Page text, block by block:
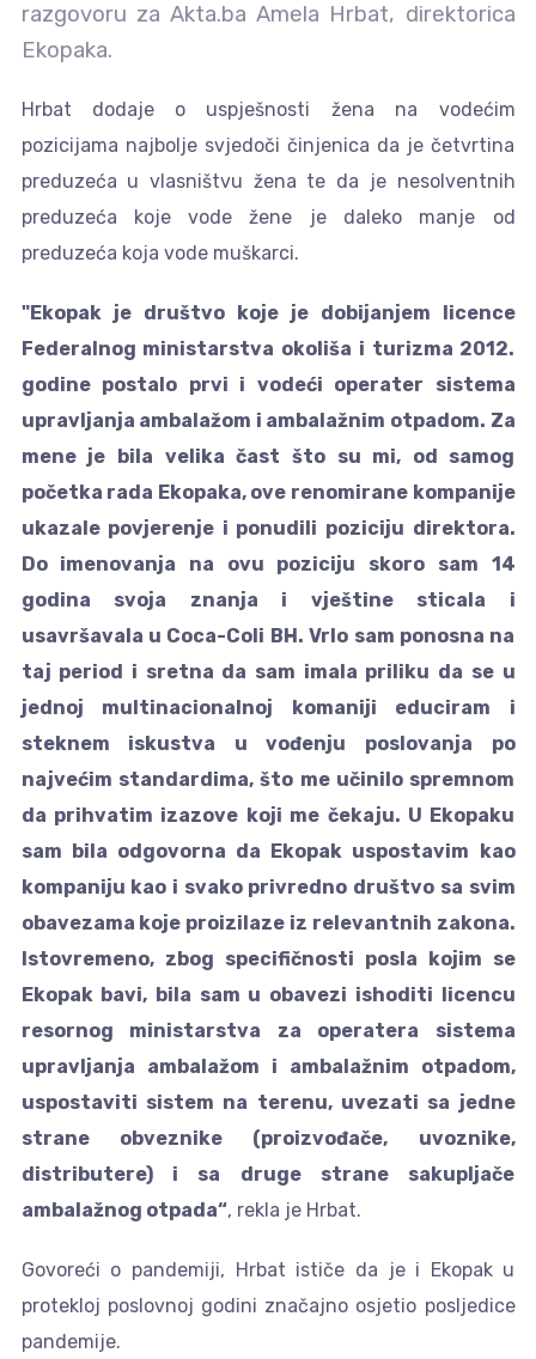
razgovoru za Akta.ba Amela Hrbat, direktorica
Ekopaka.
Hrbat dodaje o uspješnosti žena na vodećim
pozicijama najbolje svjedoči činjenica da je četvrtina
preduzeća u vlasništvu žena te da je nesolventnih
preduzeća koje vode žene je daleko manje od
preduzeća koja vode muškarci.
"Ekopak je društvo koje je dobijanjem licence
Federalnog ministarstva okoliša i turizma 2012.
godine postalo prvi i vodeći operater sistema
upravljanja ambalažom i ambalažnim otpadom. Za
mene je bila velika čast što su mi, od samog
početka rada Ekopaka, ove renomirane kompanije
ukazale povjerenje i ponudili poziciju direktora.
Do imenovanja na ovu poziciju skoro sam 14
godina svoja znanja i vještine sticala i
usavršavala u Coca-Coli BH. Vrlo sam ponosna na
taj period i sretna da sam imala priliku da se u
jednoj multinacionalnoj komaniji educiram i
steknem iskustva u vođenju poslovanja po
najvećim standardima, što me učinilo spremnom
da prihvatim izazove koji me čekaju. U Ekopaku
sam bila odgovorna da Ekopak uspostavim kao
kompaniju kao i svako privredno društvo sa svim
obavezama koje proizilaze iz relevantnih zakona.
Istovremeno, zbog specifičnosti posla kojim se
Ekopak bavi, bila sam u obavezi ishoditi licencu
resornog ministarstva za operatera sistema
upravljanja ambalažom i ambalažnim otpadom,
uspostaviti sistem na terenu, uvezati sa jedne
strane obveznike (proizvođače, uvoznike,
distributere) i sa druge strane sakupljače
ambalažnog otpada“, rekla je Hrbat.
Govoreći o pandemiji, Hrbat ističe da je i Ekopak u
protekloj poslovnoj godini značajno osjetio posljedice
pandemije.